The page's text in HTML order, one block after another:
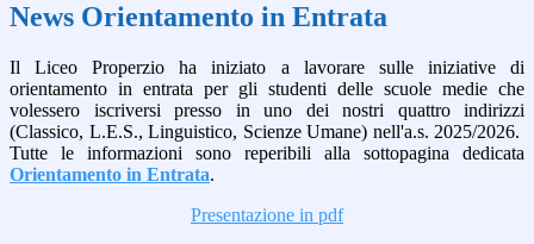
News Orientamento in Entrata
Il Liceo Properzio ha iniziato a lavorare sulle iniziative di
orientamento in entrata per gli studenti delle scuole medie che
volessero iscriversi presso in uno dei nostri quattro indirizzi
(Classico, L.E.S., Linguistico, Scienze Umane) nell'a.s. 2025/2026.
Tutte le informazioni sono reperibili alla sottopagina dedicata
Orientamento in Entrata.
Presentazione in pdf